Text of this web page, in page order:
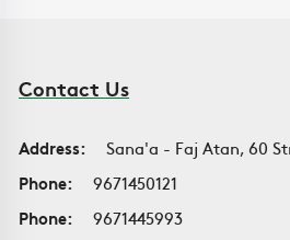
Contact Us
Address:
Sana'a - Faj Atan, 60
Phone:
9671450121
Phone:
9671445993